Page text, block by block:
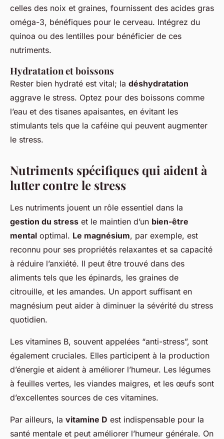
celles des noix et graines, fournissent des acides gras
oméga-3, bénéfiques pour le cerveau. Intégrez du
quinoa ou des lentilles pour bénéficier de ces
nutriments.
Hydratation et boissons
Rester bien hydraté est vital; la déshydratation
aggrave le stress. Optez pour des boissons comme
l’eau et des tisanes apaisantes, en évitant les
stimulants tels que la caféine qui peuvent augmenter
le stress.
Nutriments spécifiques qui aident à
lutter contre le stress
Les nutriments jouent un rôle essentiel dans la
gestion du stress et le maintien d’un bien-être
mental optimal. Le magnésium, par exemple, est
reconnu pour ses propriétés relaxantes et sa capacité
à réduire l’anxiété. Il peut être trouvé dans des
aliments tels que les épinards, les graines de
citrouille, et les amandes. Un apport suffisant en
magnésium peut aider à diminuer la sévérité du stress
quotidien.
Les vitamines B, souvent appelées “anti-stress”, sont
également cruciales. Elles participent à la production
d’énergie et aident à améliorer l’humeur. Les légumes
à feuilles vertes, les viandes maigres, et les œufs sont
d’excellentes sources de ces vitamines.
Par ailleurs, la vitamine D est indispensable pour la
santé mentale et peut améliorer l’humeur générale. On